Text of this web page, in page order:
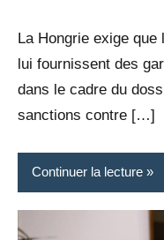
La Hongrie exige que
lui fournissent des
dans le cadre du
sanctions contre […]
Continuer la lecture